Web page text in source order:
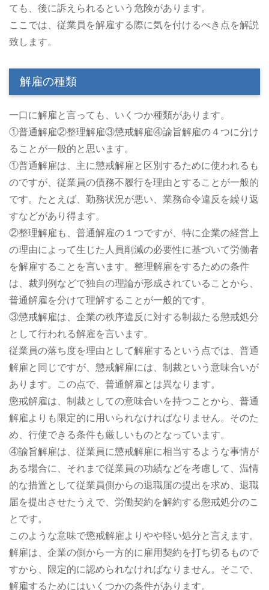
ても、後に訴えられるという危険があります。
ここでは、従業員を解雇する際に気を付けるべき点を解説
致します。
解雇の種類
一口に解雇と言っても、いくつか種類があります。
①普通解雇②整理解雇③懲戒解雇④諭旨解雇の４つに分け
ることが一般的と思います。
①普通解雇は、主に懲戒解雇と区別するために使われるも
のですが、従業員の債務不履行を理由とすることが一般的
です。たとえば、勤務状況が悪い、業務命令違反を繰り返
すなどがあり得ます。
②整理解雇も、普通解雇の１つですが、特に企業の経営上
の理由によって生じた人員削減の必要性に基づいて労働者
を解雇することを言います。整理解雇をするための条件
は、裁判例などで独自の理論が形成されていることから、
普通解雇を分けて理解することが一般的です。
③懲戒解雇は、企業の秩序違反に対する制裁たる懲戒処分
として行われる解雇を言います。
従業員の落ち度を理由として解雇するという点では、普通
解雇と同じですが、懲戒解雇には、制裁という意味合いが
あります。この点で、普通解雇とは異なります。
懲戒解雇は、制裁としての意味合いを持つことから、普通
解雇よりも限定的に用いられなければなりません。そのた
め、行使できる条件も厳しいものとなっています。
④諭旨解雇は、従業員に懲戒解雇に相当するような事情が
ある場合に、それまで従業員の功績などを考慮して、温情
的な措置として従業員側からの退職届の提出を求め、退職
届を提出させたうえで、労働契約を解約する懲戒処分のこ
とです。
このような意味で懲戒解雇よりやや軽い処分と言えます。
解雇は、企業の側から一方的に雇用契約を打ち切るもので
すから、限定的に認められなければなりません。そこで、
解雇するためにはいくつかの条件があります。